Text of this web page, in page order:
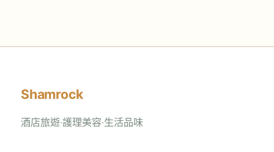
Shamrock
酒店旅遊‧護理美容‧生活品味